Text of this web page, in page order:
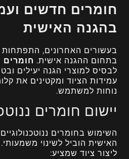
חומרים חדשים
בהגנה האישית
בעשורים האחרונים,
בתחום ההגנה אישית. חומרים
לבסיס למוצרי הגנה יעילים
עמידות הציוד ומקטינים את
נוחות למשתמש.
יישום חומרים
השימוש בחומרים
האישית הוביל לשינוי
ליצור ציוד שמציע: